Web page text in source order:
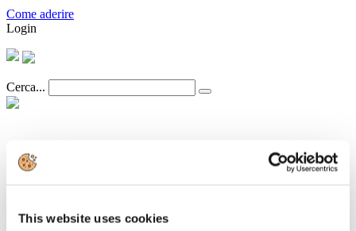
This website uses cookies
Come aderire
Login
Cerca...
Salone Nautico: cosa succede domani
lunedì 25 settembre
Dettagli